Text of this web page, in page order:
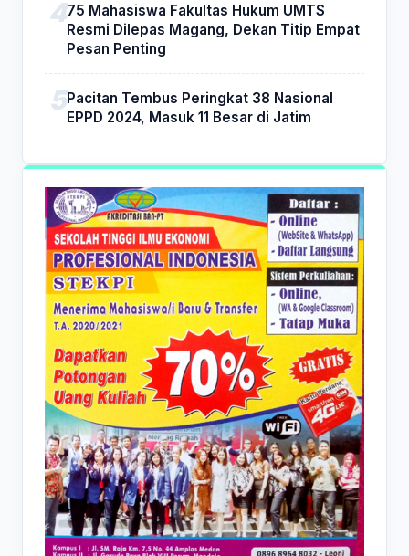
75 Mahasiswa Fakultas Hukum UMTS
Resmi Dilepas Magang, Dekan Titip Empat
Pesan Penting
Pacitan Tembus Peringkat 38 Nasional
EPPD 2024, Masuk 11 Besar di Jatim